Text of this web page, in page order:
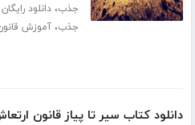
جذب،دانلود رایگان
جذب،آموزش
دانلود کتاب سیر تا پیاز قانون